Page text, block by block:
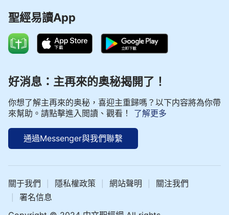
聖經易讀App
好消息：主再來的奥秘揭開了！
你想了解主再來的奥秘，喜迎主重歸嗎？以下内容將為你帶
來幫助。請點擊進入閲讀、觀看！
了解更多
通過Messenger與我們聯繫
關于我們 隱私權政策 網站聲明 關注我們
署名信息